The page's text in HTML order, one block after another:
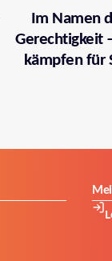
Im Namen
Gerechtigkeit
kämpfen für